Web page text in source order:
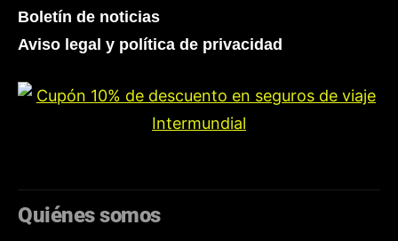
Boletín de noticias
Aviso legal y política de privacidad
Quiénes somos